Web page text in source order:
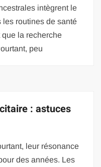
intègrent le
les routines de santé
la recherche
peu
: astuces
leur résonance
des années. Les